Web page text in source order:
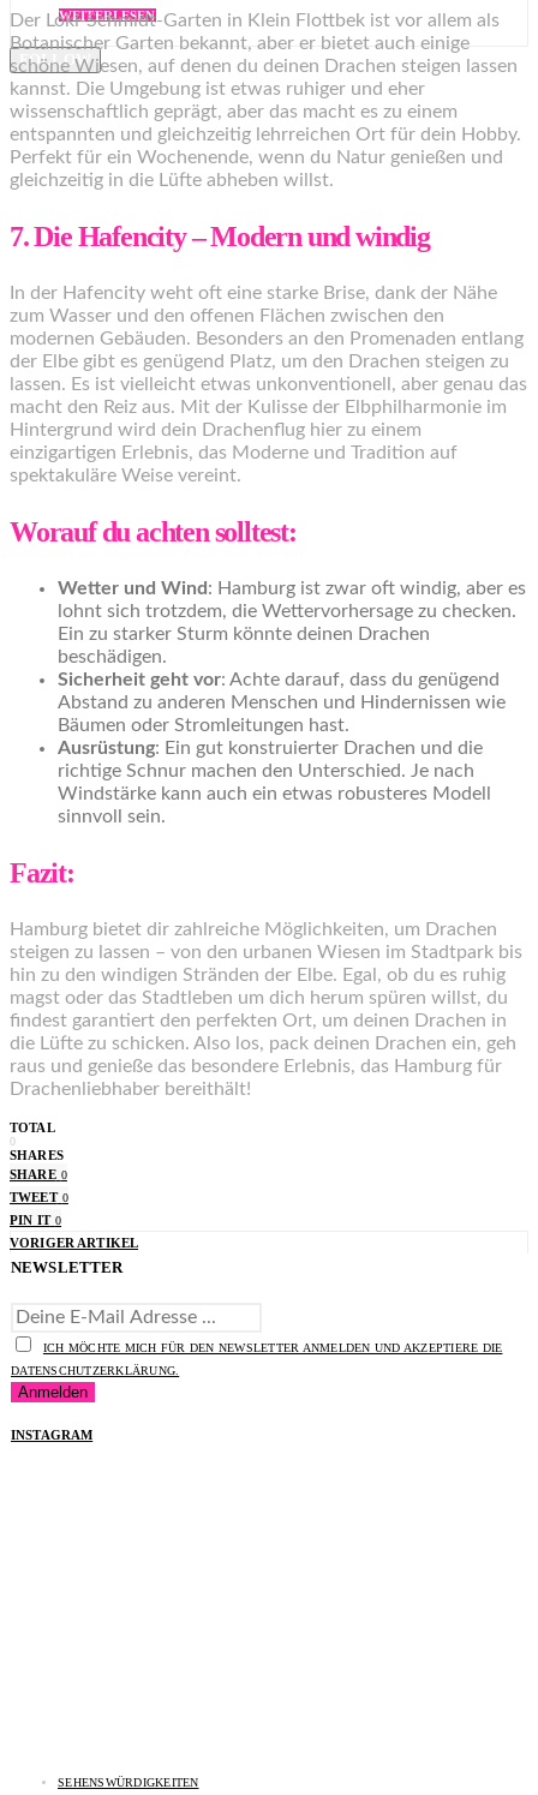
WEITERLESEN
FOLLOW
NEWSLETTER
ICH MÖCHTE MICH FÜR DEN NEWSLETTER ANMELDEN UND AKZEPTIERE DIE
DATENSCHUTZERKLÄRUNG.
INSTAGRAM
Der Loki-Schmidt-Garten in Klein Flottbek ist vor allem als
Botanischer Garten bekannt, aber er bietet auch einige
schöne Wiesen, auf denen du deinen Drachen steigen lassen
kannst. Die Umgebung ist etwas ruhiger und eher
wissenschaftlich geprägt, aber das macht es zu einem
entspannten und gleichzeitig lehrreichen Ort für dein Hobby.
Perfekt für ein Wochenende, wenn du Natur genießen und
gleichzeitig in die Lüfte abheben willst.
7. Die Hafencity – Modern und windig
In der Hafencity weht oft eine starke Brise, dank der Nähe
zum Wasser und den offenen Flächen zwischen den
modernen Gebäuden. Besonders an den Promenaden entlang
der Elbe gibt es genügend Platz, um den Drachen steigen zu
lassen. Es ist vielleicht etwas unkonventionell, aber genau das
macht den Reiz aus. Mit der Kulisse der Elbphilharmonie im
Hintergrund wird dein Drachenflug hier zu einem
einzigartigen Erlebnis, das Moderne und Tradition auf
spektakuläre Weise vereint.
Worauf du achten solltest:
Wetter und Wind: Hamburg ist zwar oft windig, aber es
lohnt sich trotzdem, die Wettervorhersage zu checken.
Ein zu starker Sturm könnte deinen Drachen
beschädigen.
Sicherheit geht vor: Achte darauf, dass du genügend
Abstand zu anderen Menschen und Hindernissen wie
Bäumen oder Stromleitungen hast.
Ausrüstung: Ein gut konstruierter Drachen und die
richtige Schnur machen den Unterschied. Je nach
Windstärke kann auch ein etwas robusteres Modell
sinnvoll sein.
Fazit:
Hamburg bietet dir zahlreiche Möglichkeiten, um Drachen
steigen zu lassen – von den urbanen Wiesen im Stadtpark bis
hin zu den windigen Stränden der Elbe. Egal, ob du es ruhig
magst oder das Stadtleben um dich herum spüren willst, du
findest garantiert den perfekten Ort, um deinen Drachen in
die Lüfte zu schicken. Also los, pack deinen Drachen ein, geh
raus und genieße das besondere Erlebnis, das Hamburg für
Drachenliebhaber bereithält!
TOTAL
0
SHARES
SHARE 0
TWEET 0
PIN IT 0
VORIGER ARTIKEL
SEHENSWÜRDIGKEITEN